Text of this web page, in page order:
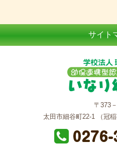
サイト
〒373
太田市細谷町22-1 （冠